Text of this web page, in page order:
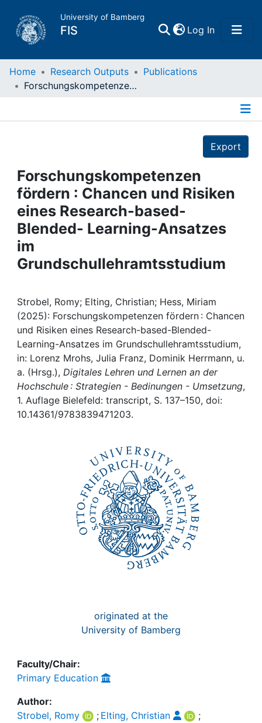
University of Bamberg
FIS Log In(current)
Home
Projects
People
Institutions
Awards
Help
Home Research Outputs
Publications
Forschungskompetenzen fördern : Chancen und Risiken eines Research-based-Blended- Learning-Ansatzes im Grundschullehramtsstudium
Export
Forschungskompetenzen
fördern : Chancen und Risiken
eines Research-based-
Blended- Learning-Ansatzes
im
Grundschullehramtsstudium
Strobel, Romy; Elting, Christian; Hess, Miriam
(2025): Forschungskompetenzen fördern : Chancen
und Risiken eines Research-based-Blended-
Learning-Ansatzes im Grundschullehramtsstudium,
in: Lorenz Mrohs, Julia Franz, Dominik Herrmann, u.
a. (Hrsg.), Digitales Lehren und Lernen an der
Hochschule : Strategien - Bedinungen - Umsetzung,
1. Auflage Bielefeld: transcript, S. 137–150, doi:
10.14361/9783839471203.
originated at the
University of Bamberg
Faculty/Chair:
Primary Education
Author:
Strobel, Romy
; Elting, Christian
;